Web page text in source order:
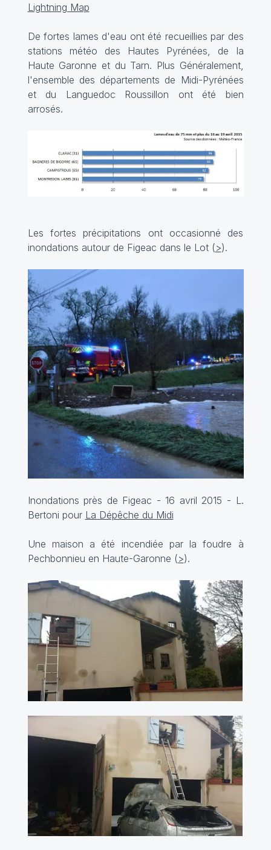
Lightning Map
De fortes lames d'eau ont été recueillies par des
stations météo des Hautes Pyrénées, de la
Haute Garonne et du Tarn. Plus Généralement,
l'ensemble des départements de Midi-Pyrénées
et du Languedoc Roussillon ont été bien
arrosés.
Les fortes précipitations ont occasionné des
inondations autour de Figeac dans le Lot (>).
Inondations près de Figeac - 16 avril 2015 - L.
Bertoni pour La Dépêche du Midi
Une maison a été incendiée par la foudre à
Pechbonnieu en Haute-Garonne (>).